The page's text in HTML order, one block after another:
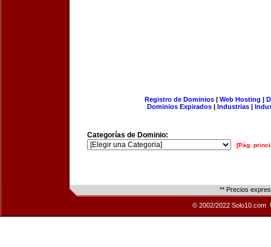
Registro de Dominios| Web Hosting |
Dominios Expirados | Industrias |
Categorías de Dominio:
[Pág.
** Precios
© 2002/2022 Solo10.com